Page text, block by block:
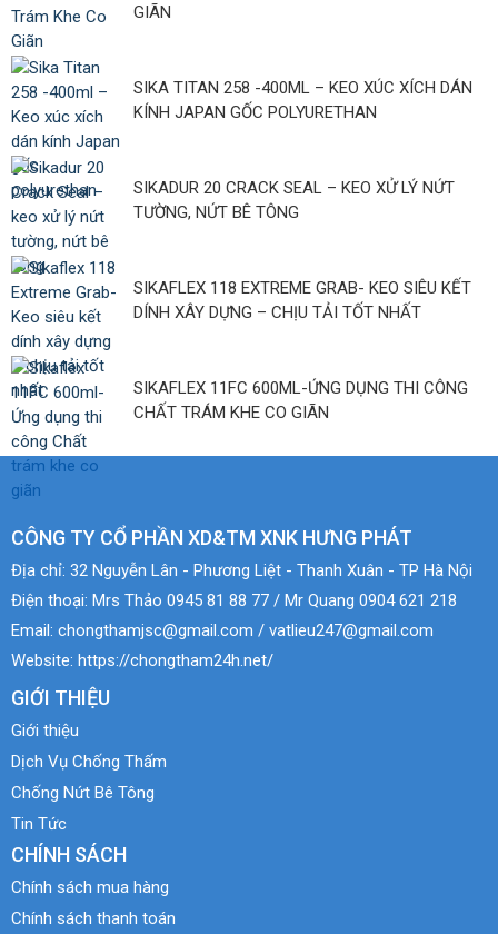
GIÃN
SIKA TITAN 258 -400ML – KEO XÚC XÍCH DÁN
KÍNH JAPAN GỐC POLYURETHAN
SIKADUR 20 CRACK SEAL – KEO XỬ LÝ NỨT
TƯỜNG, NỨT BÊ TÔNG
SIKAFLEX 118 EXTREME GRAB- KEO SIÊU KẾT
DÍNH XÂY DỰNG – CHỊU TẢI TỐT NHẤT
SIKAFLEX 11FC 600ML-ỨNG DỤNG THI CÔNG
CHẤT TRÁM KHE CO GIÃN
CÔNG TY CỔ PHẦN XD&TM XNK HƯNG PHÁT
Địa chỉ: 32 Nguyễn Lân - Phương Liệt - Thanh Xuân - TP Hà Nội
Điện thoại: Mrs Thảo 0945 81 88 77 / Mr Quang 0904 621 218
Email: chongthamjsc@gmail.com / vatlieu247@gmail.com
Website: https://chongtham24h.net/
GIỚI THIỆU
Giới thiệu
Dịch Vụ Chống Thấm
Chống Nứt Bê Tông
Tin Tức
CHÍNH SÁCH
Chính sách mua hàng
Chính sách thanh toán